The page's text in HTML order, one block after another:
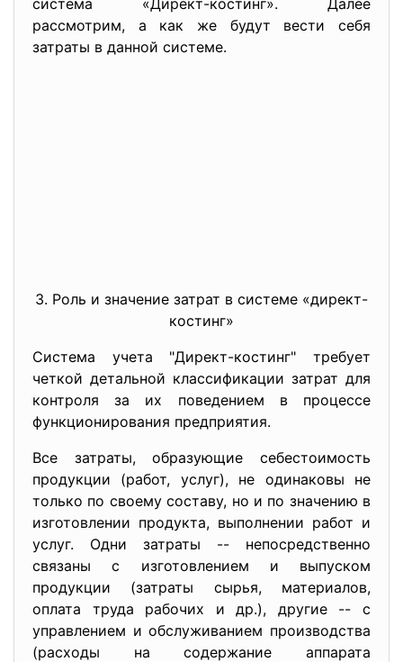
система «Директ-костинг». Далее
рассмотрим, а как же будут вести себя
затраты в данной системе.
3. Роль и значение затрат в системе «директ-
костинг»
Система учета "Директ-костинг" требует
четкой детальной классификации затрат для
контроля за их поведением в процессе
функционирования предприятия.
Все затраты, образующие себестоимость
продукции (работ, услуг), не одинаковы не
только по своему составу, но и по значению в
изготовлении продукта, выполнении работ и
услуг. Одни затраты -- непосредственно
связаны с изготовлением и выпуском
продукции (затраты сырья, материалов,
оплата труда рабочих и др.), другие -- с
управлением и обслуживанием производства
(расходы на содержание аппарата